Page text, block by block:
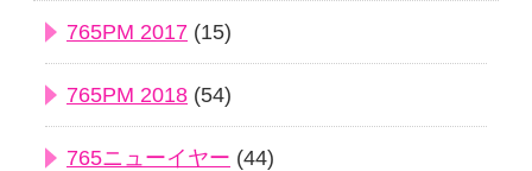
765PM 2017 (15)
765PM 2018 (54)
765ニューイヤー (44)